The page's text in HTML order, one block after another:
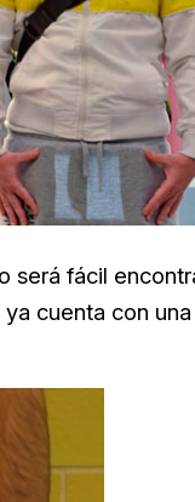
fácil
cuenta con